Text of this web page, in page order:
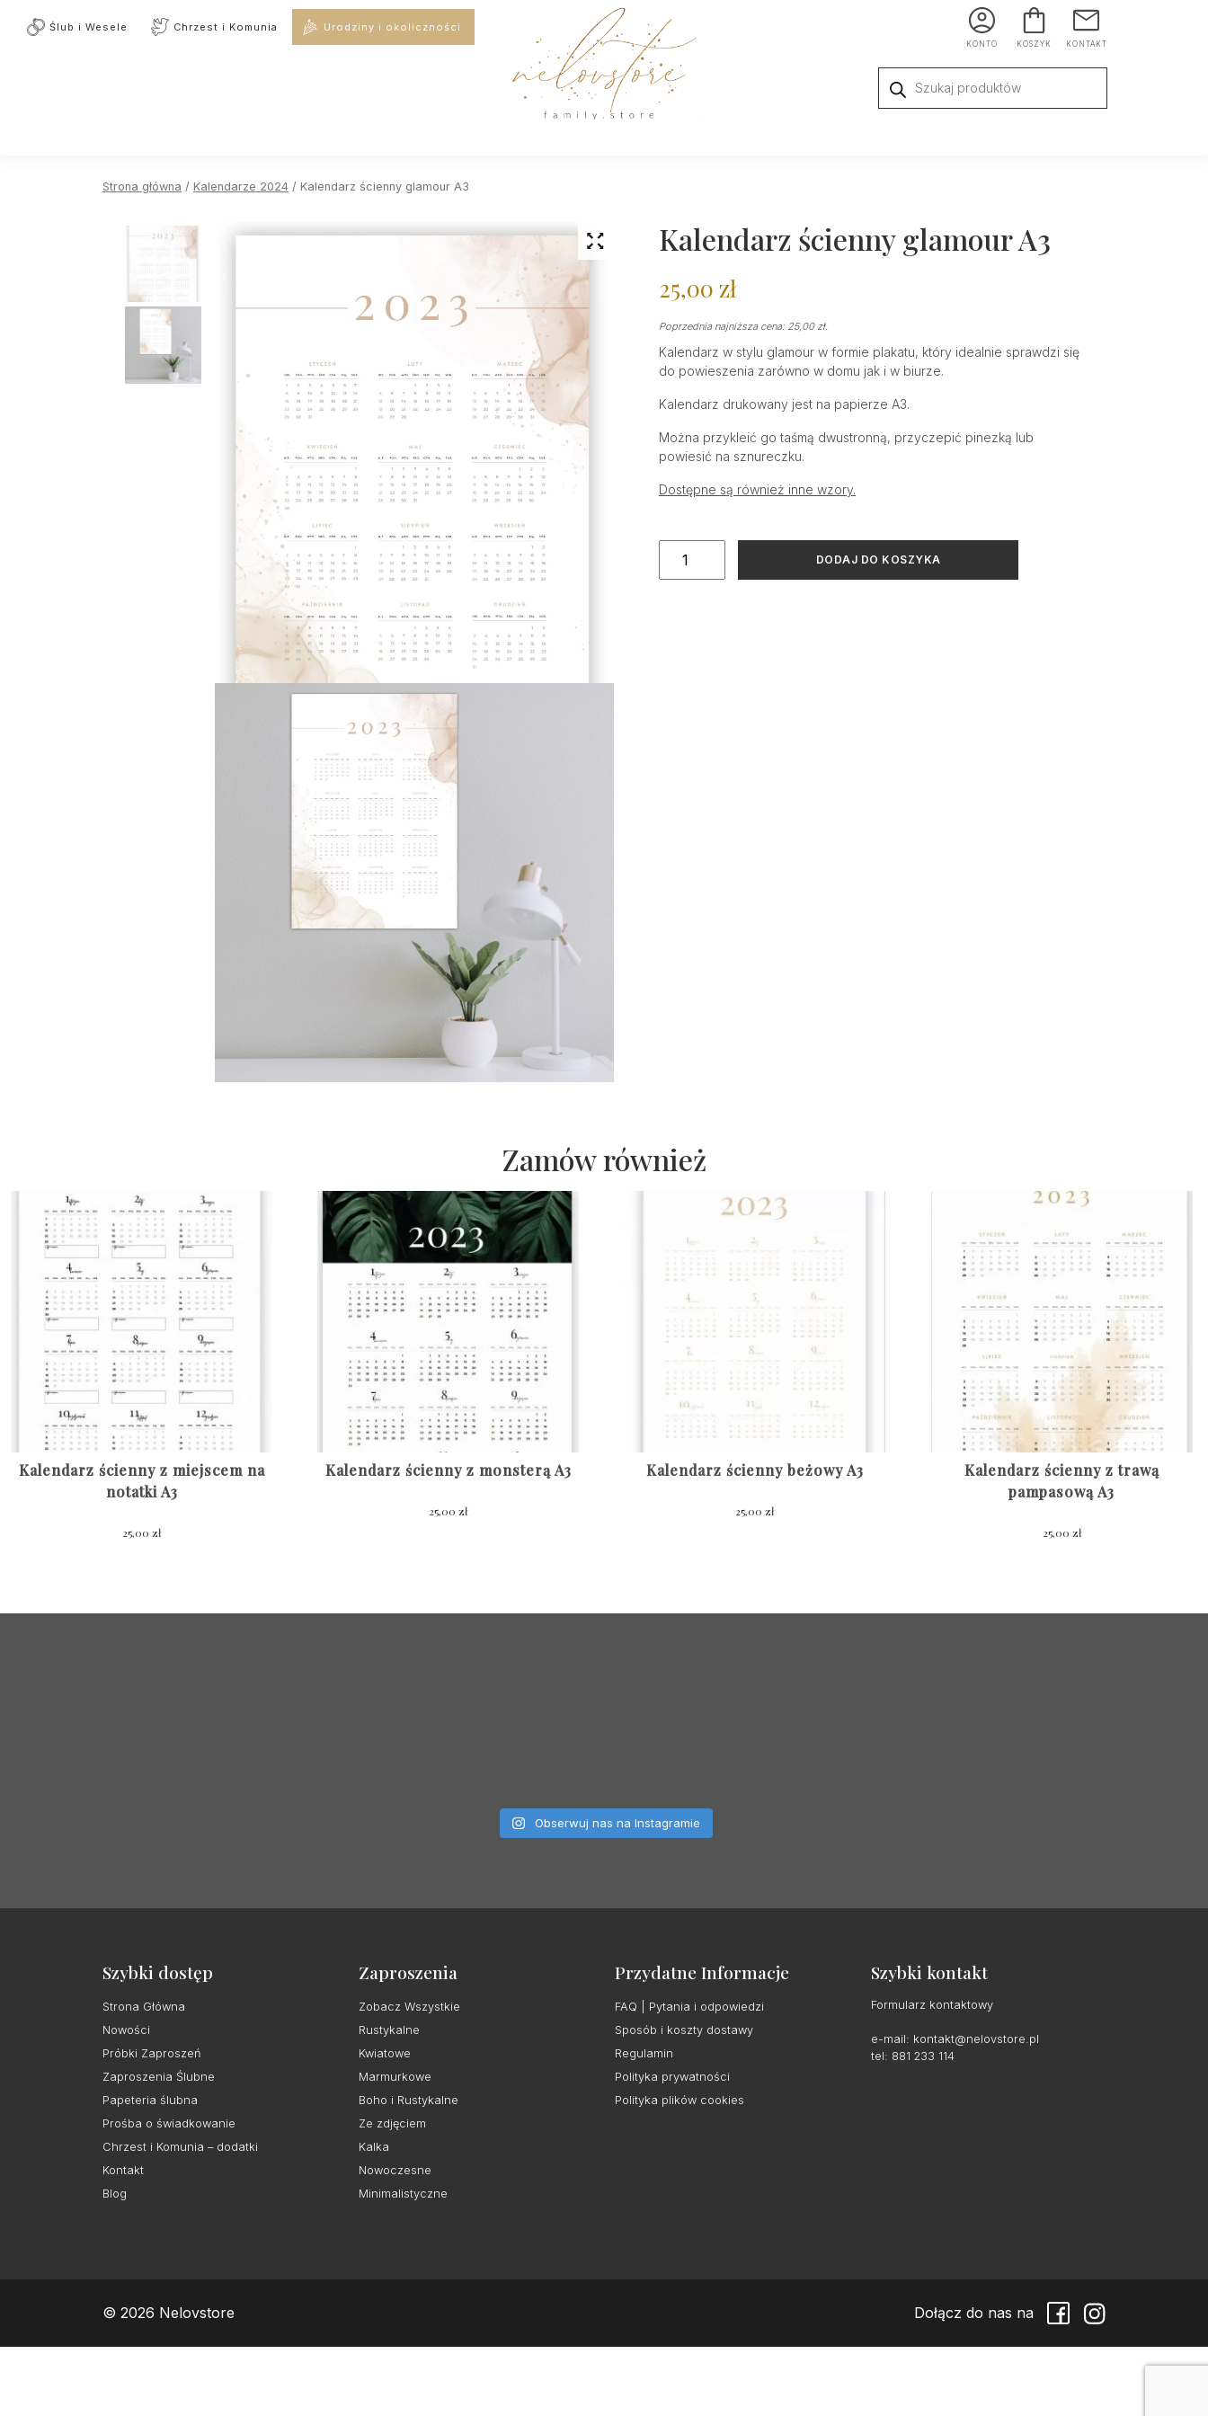
KONTO KOSZYK KONTAKT
produktów
Ślub i Wesele Chrzest i Komunia Urodziny i okoliczności
Strona główna / Kalendarze 2024 / Kalendarz ścienny glamour A3
Kalendarz ścienny glamour A3
25,00 zł
Poprzednia najniższa cena: 25,00 zł.
Kalendarz w stylu glamour w formie plakatu, który idealnie sprawdzi się
do powieszenia zarówno w domu jak i w biurze.
Kalendarz drukowany jest na papierze A3.
Można przykleić go taśmą dwustronną, przyczepić pinezką lub
powiesić na sznureczku.
Dostępne są również inne wzory.
ilość
DODAJ DO KOSZYKA
Zamów również
Kalendarz ścienny z miejscem na
notatki A3
25,00zł
Kalendarz ścienny z monsterą A3
25,00zł
Kalendarz ścienny beżowy A3
25,00zł
Kalendarz ścienny z trawą
pampasową A3
25,00 zł
Obserwuj nas na Instagramie
Szybki dostęp
Strona Główna
Nowości
Próbki Zaproszeń
Zaproszenia Ślubne
Papeteria ślubna
Prośba o świadkowanie
Chrzest i Komunia – dodatki
Kontakt
Blog
Zaproszenia
Zobacz Wszystkie
Rustykalne
Kwiatowe
Marmurkowe
Boho i Rustykalne
Ze zdjęciem
Kalka
Nowoczesne
Minimalistyczne
Przydatne Informacje
FAQ | Pytania i odpowiedzi
Sposób i koszty dostawy
Regulamin
Polityka prywatności
Polityka plików cookies
Szybki kontakt
Formularz kontaktowy
e-mail: kontakt@nelovstore.pl
tel: 881 233 114
© 2026 Nelovstore Dołącz do nas na